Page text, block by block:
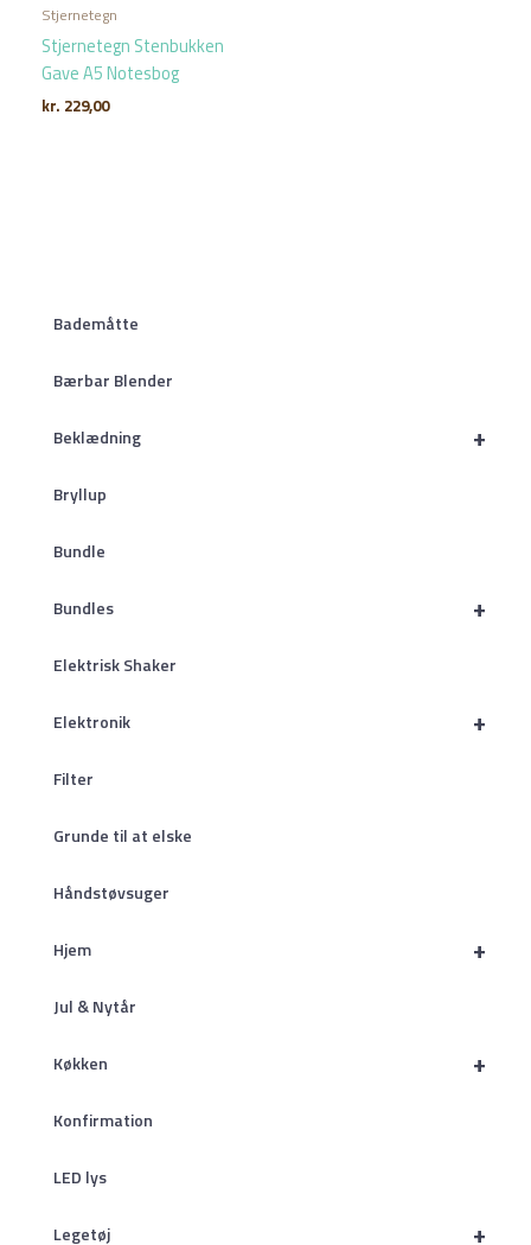
Bademåtte
Bærbar Blender
+
Beklædning
Bryllup
Bundle
+
Bundles
Elektrisk Shaker
+
Elektronik
Filter
Grunde til at elske
Håndstøvsuger
+
Hjem
Jul & Nytår
+
Køkken
Konfirmation
LED lys
+
Legetøj
Stjernetegn
Stjernetegn Stenbukken
Gave A5 Notesbog
kr. 229,00